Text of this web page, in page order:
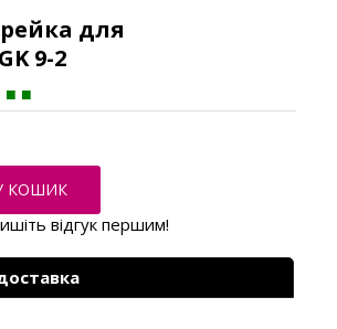
для
9-2
КОШИК
відгук першим!